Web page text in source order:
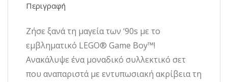
Περιγραφή
Ζήσε ξανά τη μαγεία των ‘90s με το
εμβληματικό LEGO® Game Boy™!
Ανακάλυψε ένα μοναδικό συλλεκτικό σετ
που αναπαριστά με εντυπωσιακή ακρίβεια τη